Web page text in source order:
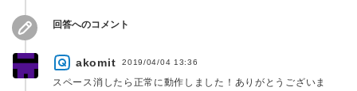
回答へのコメント
akomit 2019/04/04 13:36
スペース消したら正常に動作しました！ありがとうございま